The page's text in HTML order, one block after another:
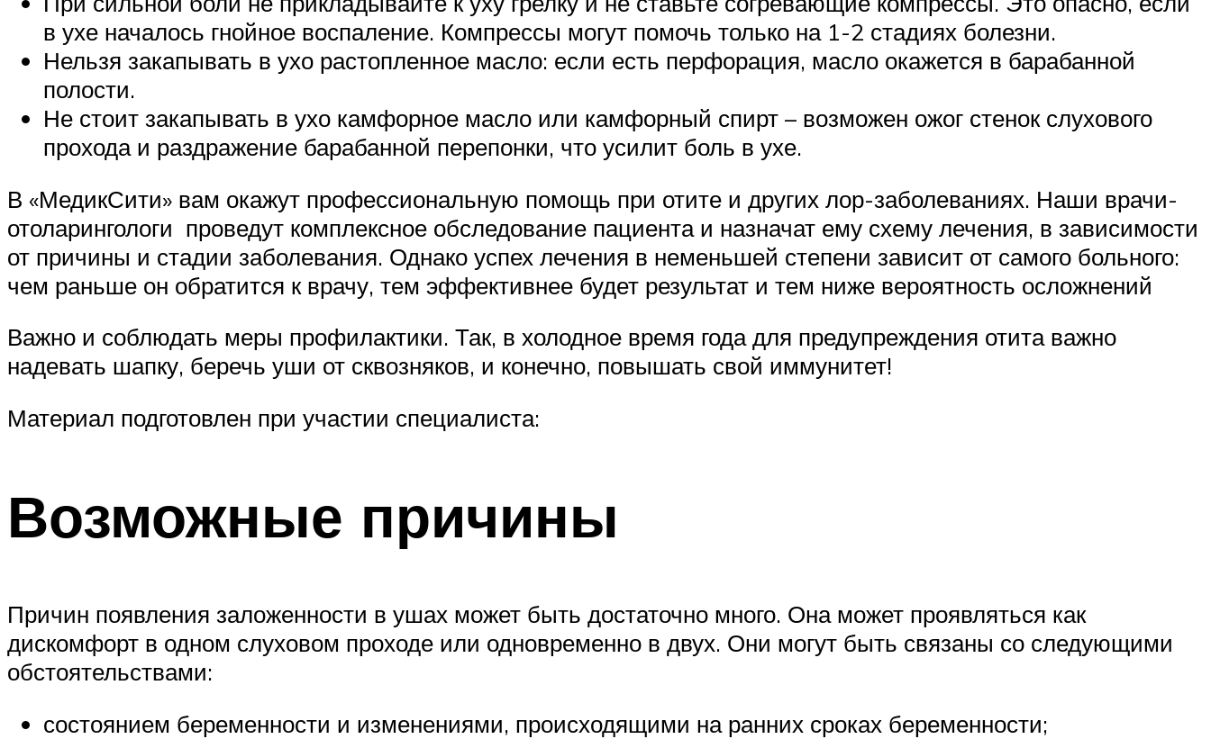
в ухе началось гнойное воспаление. Компрессы могут помочь только на 1-2 стадиях болезни.
Нельзя закапывать в ухо растопленное масло: если есть перфорация, масло окажется в барабанной
полости.
Не стоит закапывать в ухо камфорное масло или камфорный спирт – возможен ожог стенок слухового
прохода и раздражение барабанной перепонки, что усилит боль в ухе.
В «МедикСити» вам окажут профессиональную помощь при отите и других лор-заболеваниях. Наши врачи-
отоларингологи проведут комплексное обследование пациента и назначат ему схему лечения, в зависимости
от причины и стадии заболевания. Однако успех лечения в неменьшей степени зависит от самого больного:
чем раньше он обратится к врачу, тем эффективнее будет результат и тем ниже вероятность осложнений
Важно и соблюдать меры профилактики. Так, в холодное время года для предупреждения отита важно
надевать шапку, беречь уши от сквозняков, и конечно, повышать свой иммунитет!
Материал подготовлен при участии специалиста:
Возможные причины
Причин появления заложенности в ушах может быть достаточно много. Она может проявляться как
дискомфорт в одном слуховом проходе или одновременно в двух. Они могут быть связаны со следующими
обстоятельствами:
состоянием беременности и изменениями, происходящими на ранних сроках беременности;